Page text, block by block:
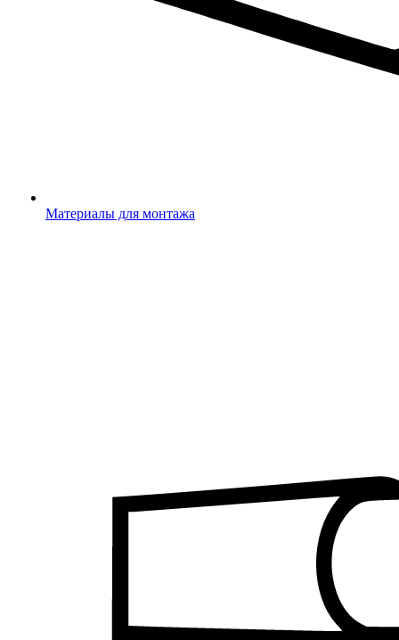
Материалы для монтажа